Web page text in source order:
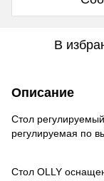
В
Описание
Стол
регулируемая по
Стол OLLY